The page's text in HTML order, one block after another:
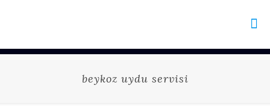
beykoz uydu servisi